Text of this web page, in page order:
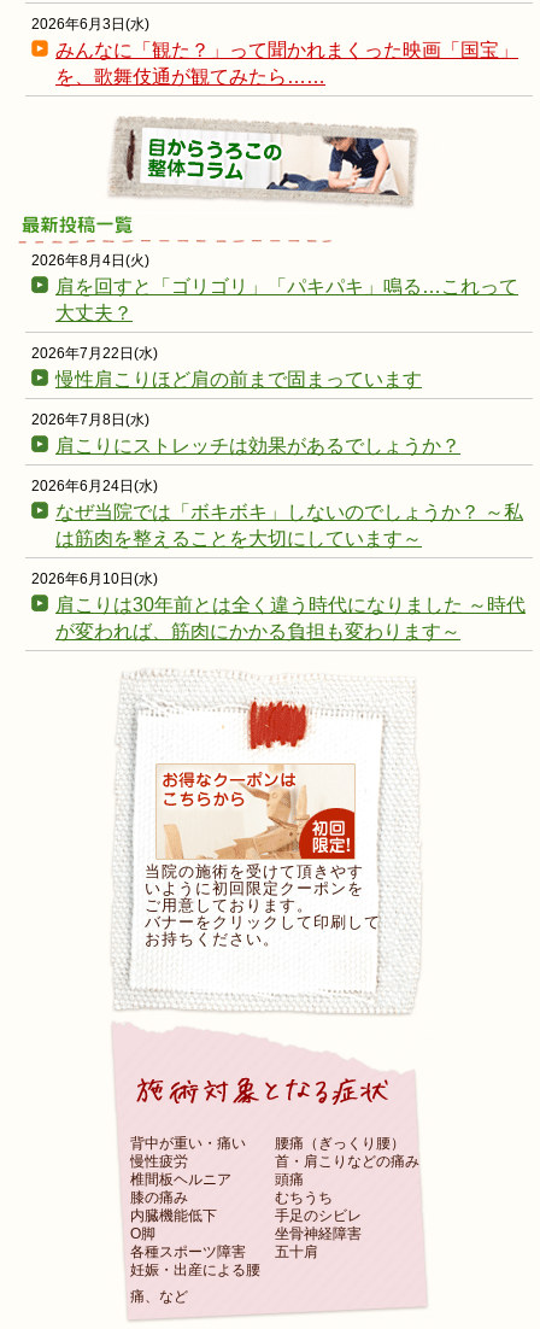
2026年6月3日(水)
みんなに「観た？」って聞かれまくった映画「国宝」
を、歌舞伎通が観てみたら……
2026年8月4日(火)
肩を回すと「ゴリゴリ」「パキパキ」鳴る…これって
大丈夫？
2026年7月22日(水)
慢性肩こりほど肩の前まで固まっています
2026年7月8日(水)
肩こりにストレッチは効果があるでしょうか？
2026年6月24日(水)
なぜ当院では「ボキボキ」しないのでしょうか？ ～私
は筋肉を整えることを大切にしています～
2026年6月10日(水)
肩こりは30年前とは全く違う時代になりました ～時代
が変われば、筋肉にかかる負担も変わります～
当院の施術を受けて頂きやす
いように初回限定クーポンを
ご用意しております。
バナーをクリックして印刷して
お持ちください。
背中が重い・痛い
腰痛（ぎっくり腰）
慢性疲労
首・肩こりなどの痛み
椎間板ヘルニア
頭痛
膝の痛み
むちうち
内臓機能低下
手足のシビレ
O脚
坐骨神経障害
各種スポーツ障害
五十肩
妊娠・出産による腰
痛、など